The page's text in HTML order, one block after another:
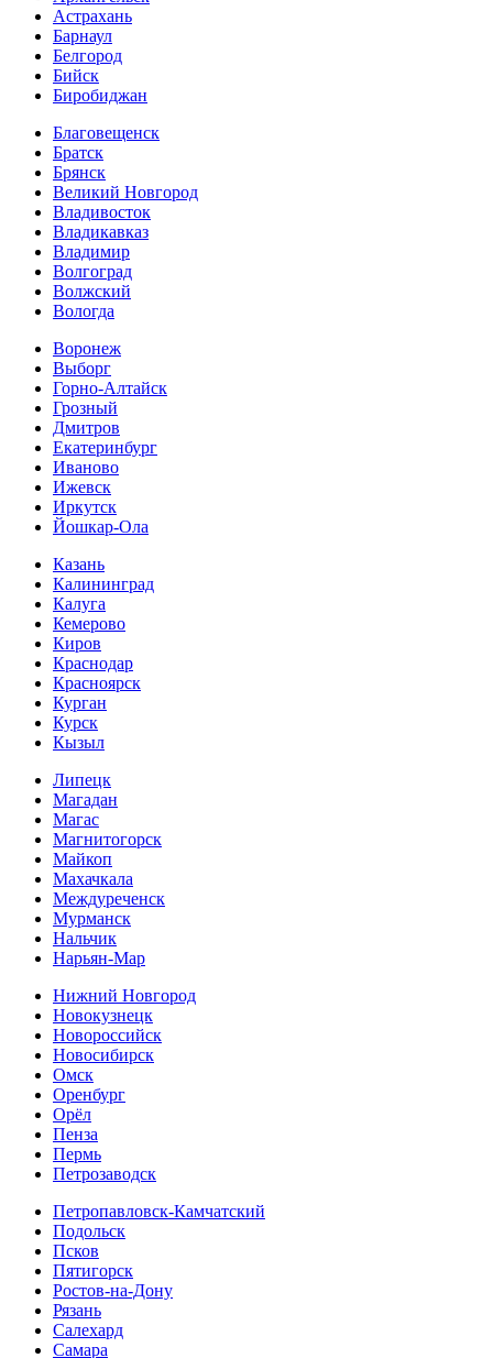
Астрахань
Барнаул
Белгород
Бийск
Биробиджан
Благовещенск
Братск
Брянск
Великий Новгород
Владивосток
Владикавказ
Владимир
Волгоград
Волжский
Вологда
Воронеж
Выборг
Горно-Алтайск
Грозный
Дмитров
Екатеринбург
Иваново
Ижевск
Иркутск
Йошкар-Ола
Казань
Калининград
Калуга
Кемерово
Киров
Краснодар
Красноярск
Курган
Курск
Кызыл
Липецк
Магадан
Магас
Магнитогорск
Майкоп
Махачкала
Междуреченск
Мурманск
Нальчик
Нарьян-Мар
Нижний Новгород
Новокузнецк
Новороссийск
Новосибирск
Омск
Оренбург
Орёл
Пенза
Пермь
Петрозаводск
Петропавловск-Камчатский
Подольск
Псков
Пятигорск
Ростов-на-Дону
Рязань
Салехард
Самара